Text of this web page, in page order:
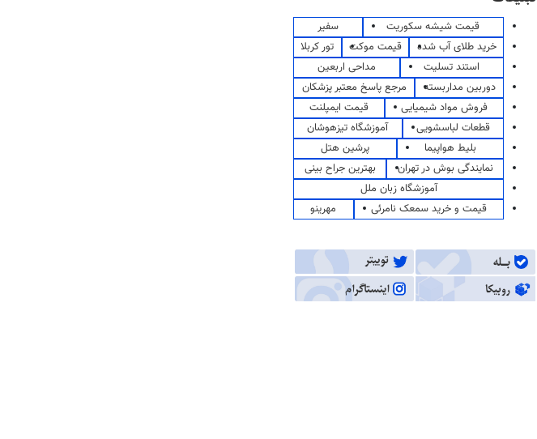
قیمت شیشه سکوریت
سفیر
خرید طلای آب شده
قیمت موکت
تور کربلا
استند تسلیت
مداحی اربعین
دوربین مداربسته
مرجع پاسخ معتبر پزشکان
فروش مواد شیمیایی
قیمت ایمپلنت
قطعات لباسشویی
آموزشگاه تیزهوشان
بلیط هواپیما
پرشین هتل
نمایندگی بوش در تهران
بهترین جراح بینی
آموزشگاه زبان ملل
قیمت و خرید سمعک نامرئی
مهرینو